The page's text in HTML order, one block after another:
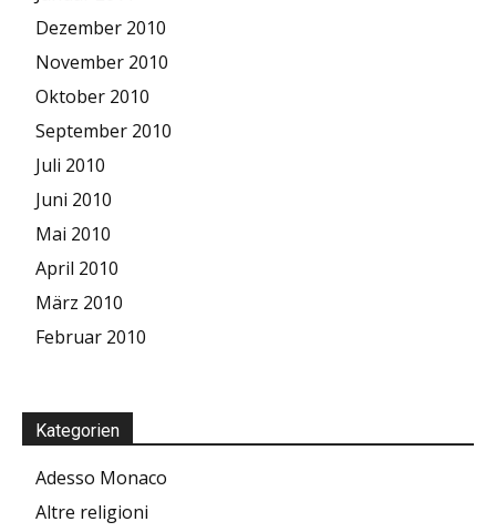
Dezember 2010
November 2010
Oktober 2010
September 2010
Juli 2010
Juni 2010
Mai 2010
April 2010
März 2010
Februar 2010
Kategorien
Adesso Monaco
Altre religioni